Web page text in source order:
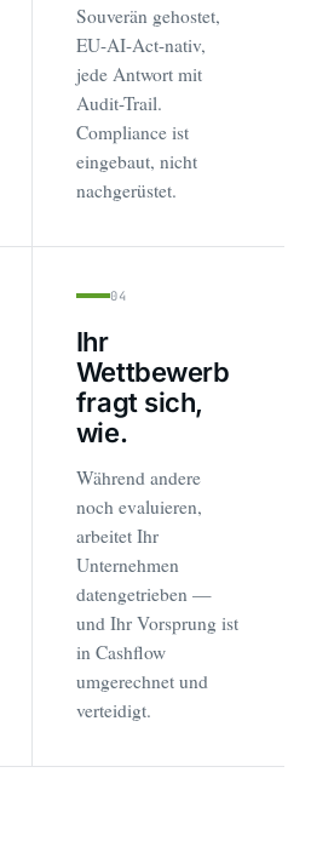
Souverän gehostet,
EU-AI-Act-nativ,
jede Antwort mit
Audit-Trail.
Compliance ist
eingebaut, nicht
nachgerüstet.
04
Ihr
Wettbewerb
fragt sich,
wie.
Während andere
noch evaluieren,
arbeitet Ihr
Unternehmen
datengetrieben —
und Ihr Vorsprung ist
in Cashflow
umgerechnet und
verteidigt.